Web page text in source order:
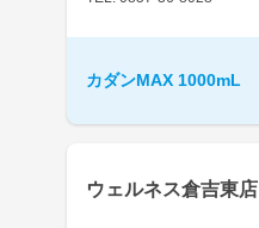
カダンMAX 1000mL
ウェルネス倉吉東店